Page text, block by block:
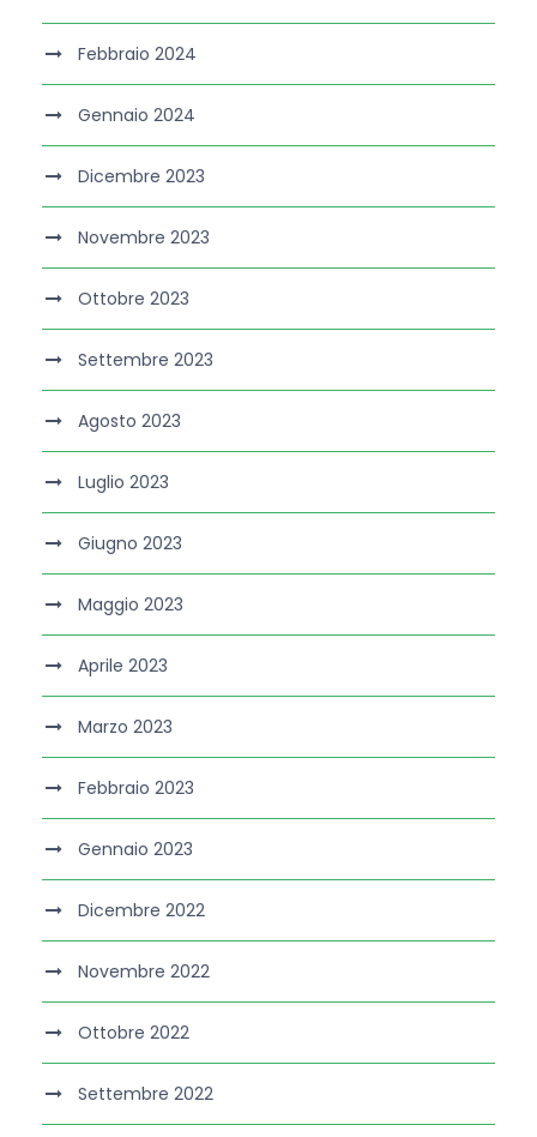
Febbraio 2024
Gennaio 2024
Dicembre 2023
Novembre 2023
Ottobre 2023
Settembre 2023
Agosto 2023
Luglio 2023
Giugno 2023
Maggio 2023
Aprile 2023
Marzo 2023
Febbraio 2023
Gennaio 2023
Dicembre 2022
Novembre 2022
Ottobre 2022
Settembre 2022